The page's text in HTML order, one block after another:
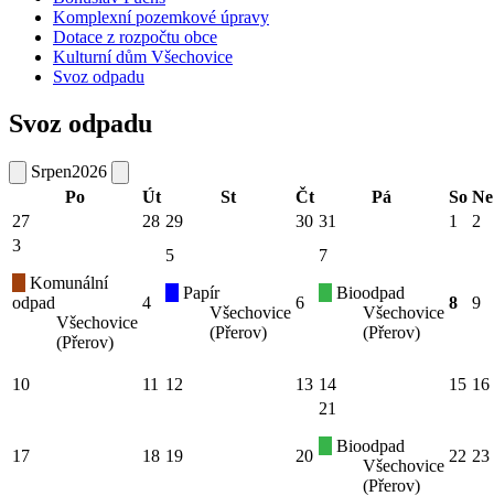
Komplexní pozemkové úpravy
Dotace z rozpočtu obce
Kulturní dům Všechovice
Svoz odpadu
Svoz odpadu
Srpen2026
Po
Út St Čt Pá So Ne
27
28 29 30 31 1
2
3
Komunální
odpad
Všechovice
(Přerov)
4
5
Papír
Všechovice
(Přerov)
6
7
Bioodpad
Všechovice
(Přerov)
8 9
10 11 12 13 14 15 16
17 18 19 20
21
Bioodpad
Všechovice
(Přerov)
22 23